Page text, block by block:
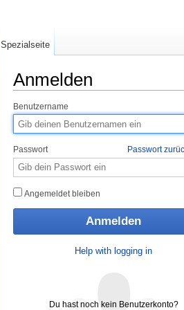
Anmelden
Benutzername
Passwort Passwort
Angemeldet bleiben
Help with logging in
Du hast noch kein Benutzerkonto?
Spezialseite